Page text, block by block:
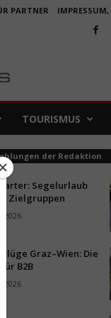
PARTNER
TOURISMUS
der Redaktion
Segelurlaub
Zielgruppen
2026
Flüge Graz–Wien: Die
für B2B
2026